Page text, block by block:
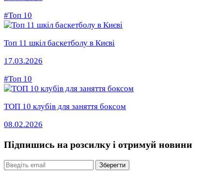
#Топ 10
Топ 11 шкіл баскетболу в Києві
17.03.2026
#Топ 10
ТОП 10 клубів для заняття боксом
08.02.2026
Підпишись на розсилку і отримуй новини
Email Зберегти